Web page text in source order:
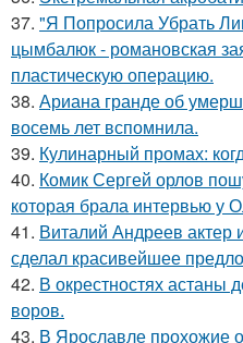
37. "Я Попросила Убрать
цымбалюк - романовская
пластическую операцию.
38. Ариана гранде об
восемь лет вспомнила.
39. Кулинарный промах:
40. Комик Сергей орлов
которая брала интервью у
41. Виталий Андреев актер
сделал красивейшее
42. В окрестностях астаны
воров.
43. В Ярославле прохожие